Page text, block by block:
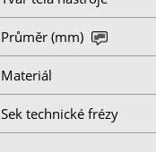
Průměr (mm)
Materiál
Sek technické frézy